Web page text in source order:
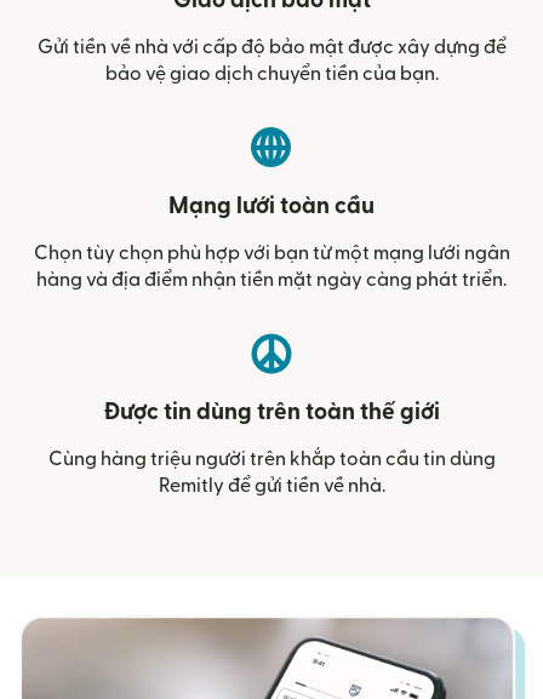
Gửi tiền về nhà với cấp độ bảo mật được xây dựng để
bảo vệ giao dịch chuyển tiền của bạn.
Mạng lưới toàn cầu
Chọn tùy chọn phù hợp với bạn từ một mạng lưới ngân
hàng và địa điểm nhận tiền mặt ngày càng phát triển.
Được tin dùng trên toàn thế giới
Cùng hàng triệu người trên khắp toàn cầu tin dùng
Remitly để gửi tiền về nhà.